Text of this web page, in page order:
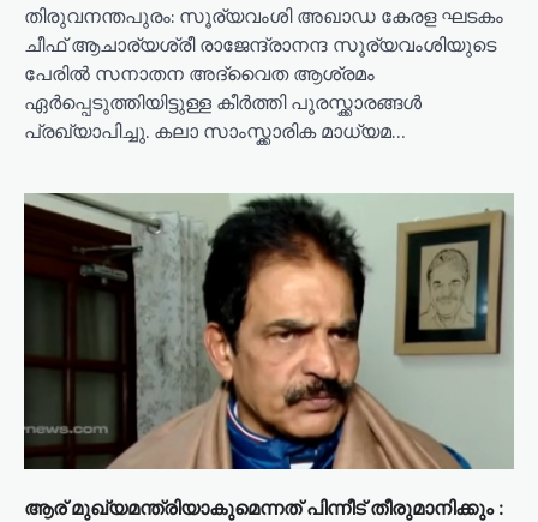
തിരുവനന്തപുരം: സൂര്യവംശി അഖാഡ കേരള ഘടകം
ചീഫ് ആചാര്യശ്രീ രാജേന്ദ്രാനന്ദ സൂര്യവംശിയുടെ
പേരിൽ സനാതന അദ്വൈത ആശ്രമം
ഏർപ്പെടുത്തിയിട്ടുള്ള കീർത്തി പുരസ്ക്കാരങ്ങൾ
പ്രഖ്യാപിച്ചു. കലാ സാംസ്ക്കാരിക മാധ്യമ…
ആര് മുഖ്യമന്ത്രിയാകുമെന്നത് പിന്നീട് തീരുമാനിക്കും :